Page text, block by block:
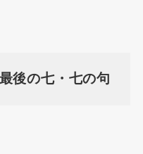
後の七・七の句